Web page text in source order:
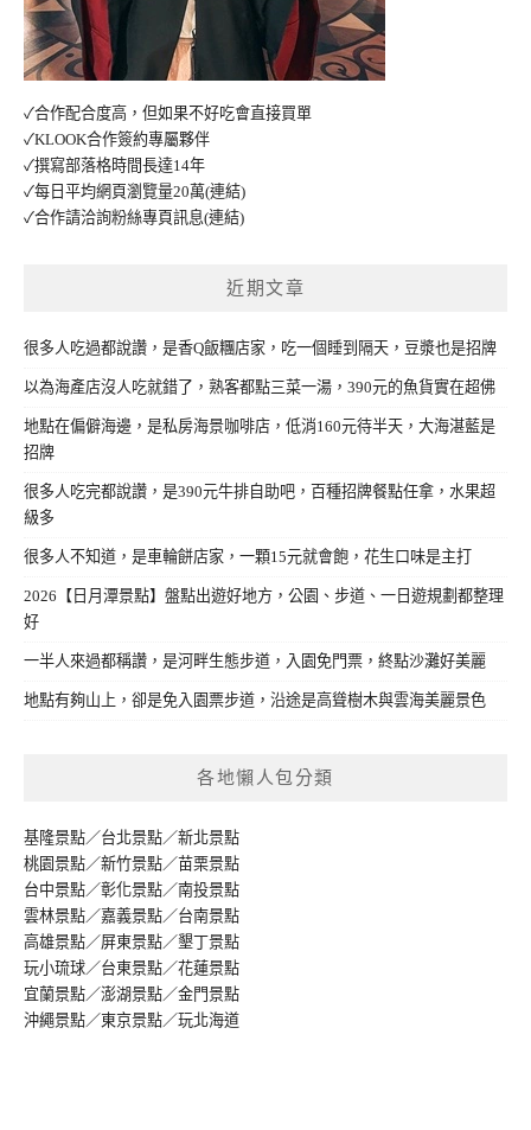
✓合作配合度高，但如果不好吃會直接買單
✓KLOOK合作簽約專屬夥伴
✓撰寫部落格時間長達14年
✓每日平均網頁瀏覽量20萬(連結)
✓合作請洽詢粉絲專頁訊息(連結)
近期文章
很多人吃過都說讚，是香Q飯糰店家，吃一個睡到隔天，豆漿也是招牌
以為海產店沒人吃就錯了，熟客都點三菜一湯，390元的魚貨實在超佛
地點在偏僻海邊，是私房海景咖啡店，低消160元待半天，大海湛藍是
招牌
很多人吃完都說讚，是390元牛排自助吧，百種招牌餐點任拿，水果超
級多
很多人不知道，是車輪餅店家，一顆15元就會飽，花生口味是主打
2026【日月潭景點】盤點出遊好地方，公園、步道、一日遊規劃都整理
好
一半人來過都稱讚，是河畔生態步道，入園免門票，終點沙灘好美麗
地點有夠山上，卻是免入園票步道，沿途是高聳樹木與雲海美麗景色
各地懶人包分類
基隆景點／台北景點／新北景點
桃園景點／新竹景點／苗栗景點
台中景點／彰化景點／南投景點
雲林景點／嘉義景點／台南景點
高雄景點／屏東景點／墾丁景點
玩小琉球／台東景點／花蓮景點
宜蘭景點／澎湖景點／金門景點
沖繩景點／東京景點／玩北海道